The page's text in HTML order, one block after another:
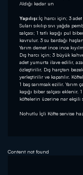
Aldığı kadar un
Yapılışı:İç harcı için; 3
Suları sıkılıp sıvı yağda
salçası; 1 tatlı kaşığı pul
kavrulur. 3 su bardağı
Yarım demet ince ince
Dış harcı için; 3 büyük
adet yumurta ilave edilir,
özleştirilir. Dış harçtan
yerleştirilir ve kapatılır.
1 baş sarımsak ezilir. Yarım
kaşığı biber salçası eklenir.
köftelerin üzerine nar ekşili
Nohutlu İçli Köfte servise
Content not found